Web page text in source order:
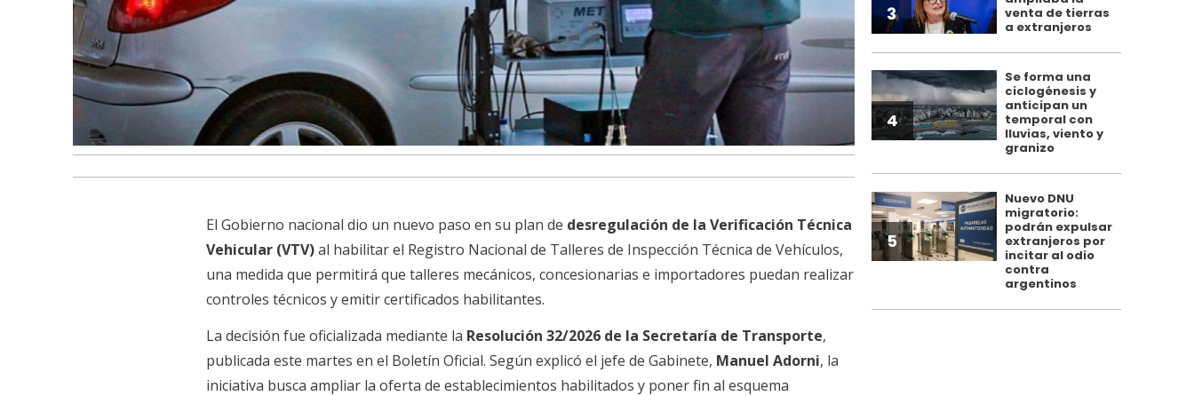
El Gobierno nacional dio un nuevo paso en su plan de desregulación de la Verificación Técnica
Vehicular (VTV)al habilitar el Registro Nacional de Talleres de Inspección Técnica de Vehículos,
una medida que permitirá que talleres mecánicos, concesionarias e importadores puedan realizar
controles técnicos y emitir certificados habilitantes.
La decisión fue oficializada mediante la Resolución 32/2026 de la Secretaría de Transporte,
publicada este martes en el Boletín Oficial. Según explicó el jefe de Gabinete, Manuel Adorni, la
iniciativa busca ampliar la oferta de establecimientos habilitados y poner fin al esquema
3
venta de tierras
a extranjeros
4
Se forma una
ciclogénesis y
anticipan un
temporal con
lluvias, viento y
granizo
5
Nuevo DNU
migratorio:
podrán expulsar
extranjeros por
incitar al odio
contra
argentinos